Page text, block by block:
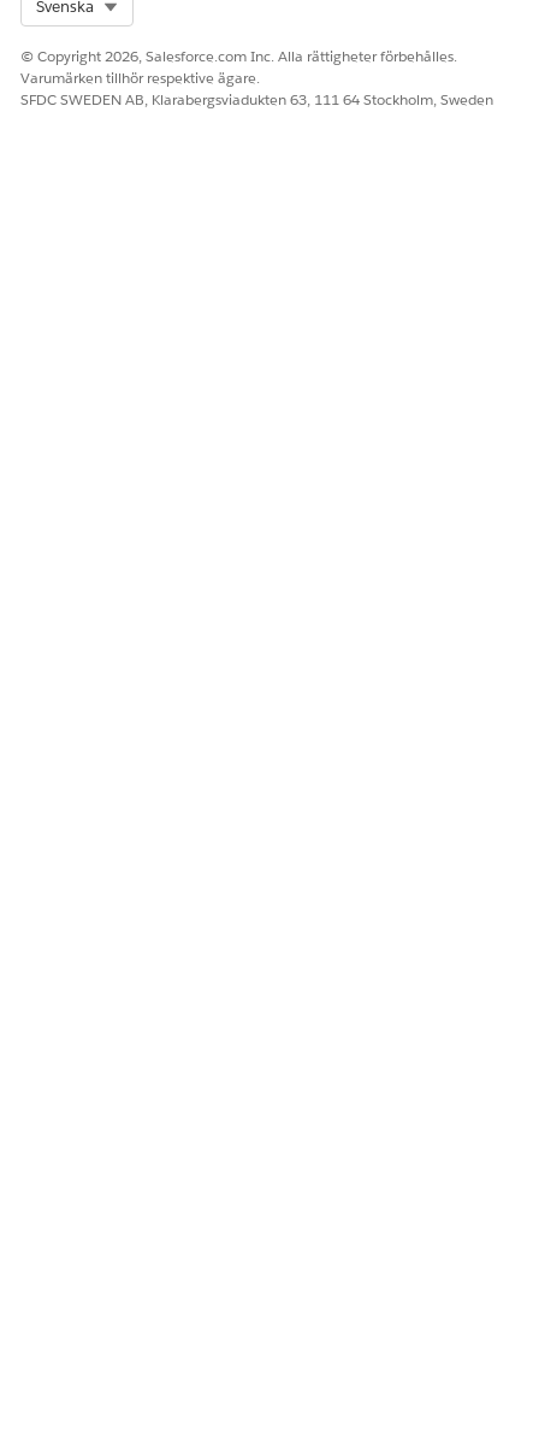
Svenska
© Copyright 2026, Salesforce.com Inc. Alla rättigheter förbehålles.
Varumärken tillhör respektive ägare.
SFDC SWEDEN AB, Klarabergsviadukten 63, 111 64 Stockholm, Sweden